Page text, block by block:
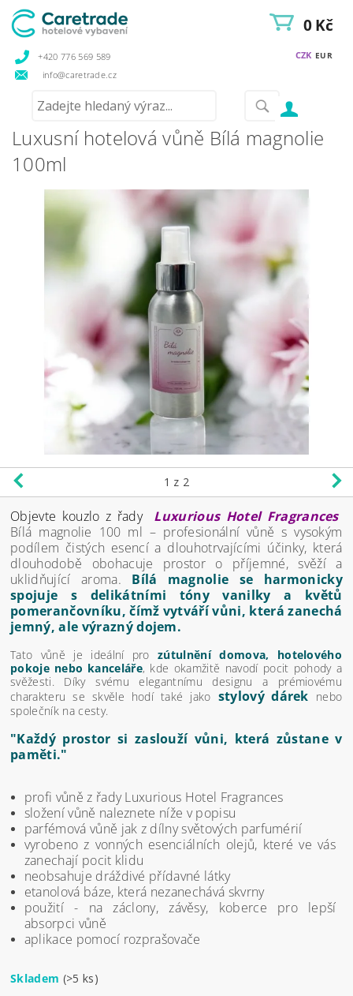
+420 776 569 589
info@caretrade.cz
CZK EUR
0 Kč
Luxusní hotelová vůně Bílá magnolie
100ml
1 z 2
Objevte kouzlo z řady
Luxurious Hotel Fragrances
Bílá magnolie 100 ml – profesionální vůně s vysokým
podílem čistých esencí a dlouhotrvajícími účinky, která
dlouhodobě obohacuje prostor o příjemné, svěží a
uklidňující aroma. Bílá magnolie se harmonicky
spojuje s delikátními tóny vanilky a květů
pomerančovníku, čímž vytváří vůni, která zanechá
jemný, ale výrazný dojem.
Tato vůně je ideální prozútulnění domova, hotelového
pokoje nebo kanceláře, kde okamžitě navodí pocit pohody a
svěžesti. Díky svému elegantnímu designu a prémiovému
charakteru se skvěle hodí také jako stylový dárek nebo
společník na cesty.
"Každý prostor si zaslouží vůni, která zůstane v
paměti."
profi vůně z řady Luxurious Hotel Fragrances
složení vůně naleznete níže v popisu
parfémová vůně jak z dílny světových parfumérií
vyrobeno z vonných esenciálních olejů, které ve vás
zanechají pocit klidu
neobsahuje dráždivé přídavné látky
etanolová báze, která nezanechává skvrny
použití - na záclony, závěsy, koberce pro lepší
absorpci vůně
aplikace pomocí rozprašovače
Skladem (>5 ks)